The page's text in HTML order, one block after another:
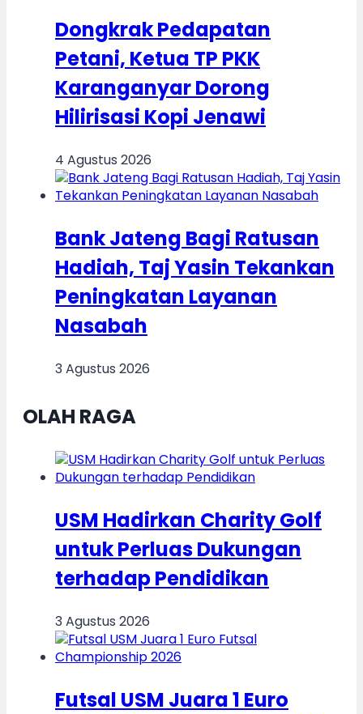
Dongkrak Pedapatan
Petani, Ketua TP PKK
Karanganyar Dorong
Hilirisasi Kopi Jenawi
4 Agustus 2026
Bank Jateng Bagi Ratusan
Hadiah, Taj Yasin Tekankan
Peningkatan Layanan
Nasabah
3 Agustus 2026
OLAH RAGA
USM Hadirkan Charity Golf
untuk Perluas Dukungan
terhadap Pendidikan
3 Agustus 2026
Futsal USM Juara 1 Euro